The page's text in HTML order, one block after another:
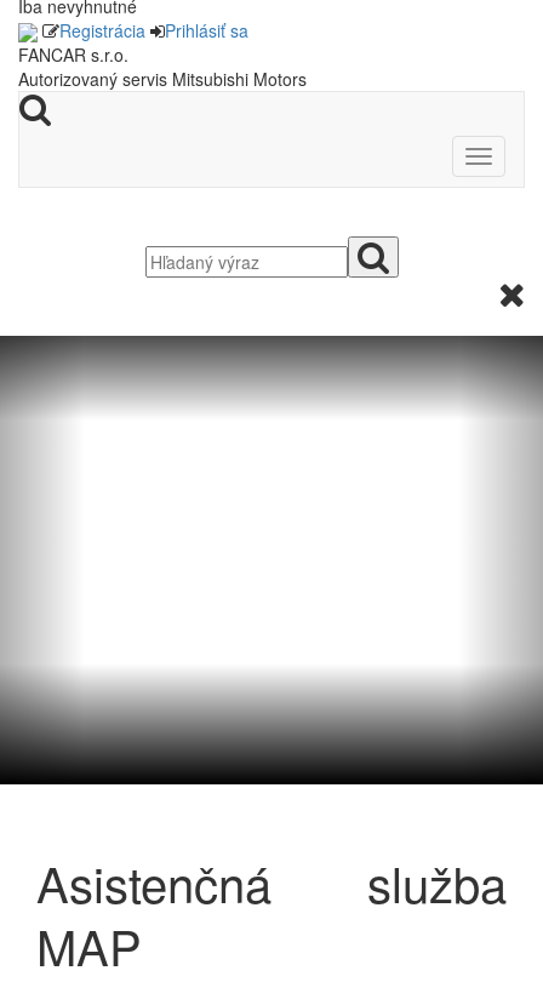
Iba nevyhnutné
Registrácia
Prihlásiť sa
FANCAR s.r.o.
Autorizovaný servis Mitsubishi Motors
Asistenčná služba
MAP